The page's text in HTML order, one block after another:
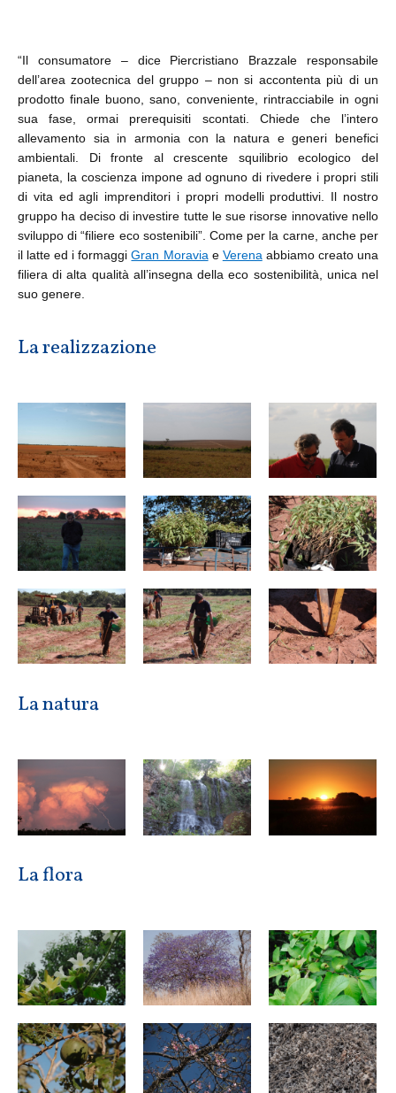
“Il consumatore – dice Piercristiano Brazzale responsabile
dell’area zootecnica del gruppo – non si accontenta più di un
prodotto finale buono, sano, conveniente, rintracciabile in ogni
sua fase, ormai prerequisiti scontati. Chiede che l’intero
allevamento sia in armonia con la natura e generi benefici
ambientali. Di fronte al crescente squilibrio ecologico del
pianeta, la coscienza impone ad ognuno di rivedere i propri stili
di vita ed agli imprenditori i propri modelli produttivi. Il nostro
gruppo ha deciso di investire tutte le sue risorse innovative nello
sviluppo di “filiere eco sostenibili”. Come per la carne, anche per
il latte ed i formaggiGran Moravia e Verena abbiamo creato una
filiera di alta qualità all’insegna della eco sostenibilità, unica nel
suo genere.
La realizzazione
La natura
La flora